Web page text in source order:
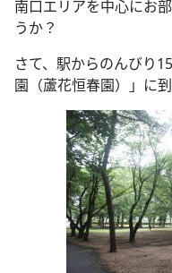
南口エリアを中心にお
うか？
さて、駅からのんびり
園（蘆花恒春園）」に到